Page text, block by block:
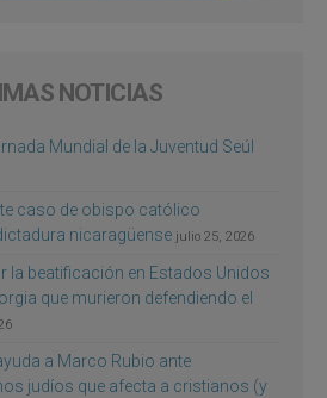
NOTICIAS
Mundial de la Juventud Seúl
caso de obispo católico
nicaragüense julio 25, 2026
la beatificación en Estados Unidos
que murieron defendiendo el
a Marco Rubio ante
judíos que afecta a cristianos (y